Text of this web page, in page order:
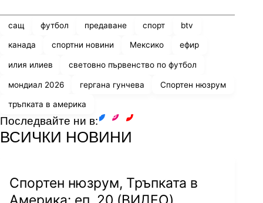
сащ футбол предаване спорт btv
канада спортни новини Мексико ефир
илия илиев световно първенство по футбол
мондиал 2026 гергана гунчева Спортен нюзрум
тръпката в америка
Последвайте ни в:
ВСИЧКИ НОВИНИ
Спортен нюзрум, Тръпката в